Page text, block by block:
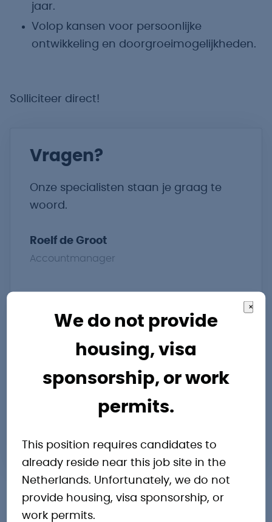
×
We do not provide
housing, visa
sponsorship, or work
permits.
This position requires candidates to
already reside near this job site in the
Netherlands. Unfortunately, we do not
provide housing, visa sponsorship, or
work permits.
jaar.
Volop kansen voor persoonlijke
ontwikkeling en doorgroeimogelijkheden.
Solliciteer direct!
Vragen?
Onze specialisten staan je graag te
woord.
Roelf de Groot
Accountmanager
Breda
4811 WV
Routebeschrijving
roelf.degroot@pro-industry.nl
0762042720